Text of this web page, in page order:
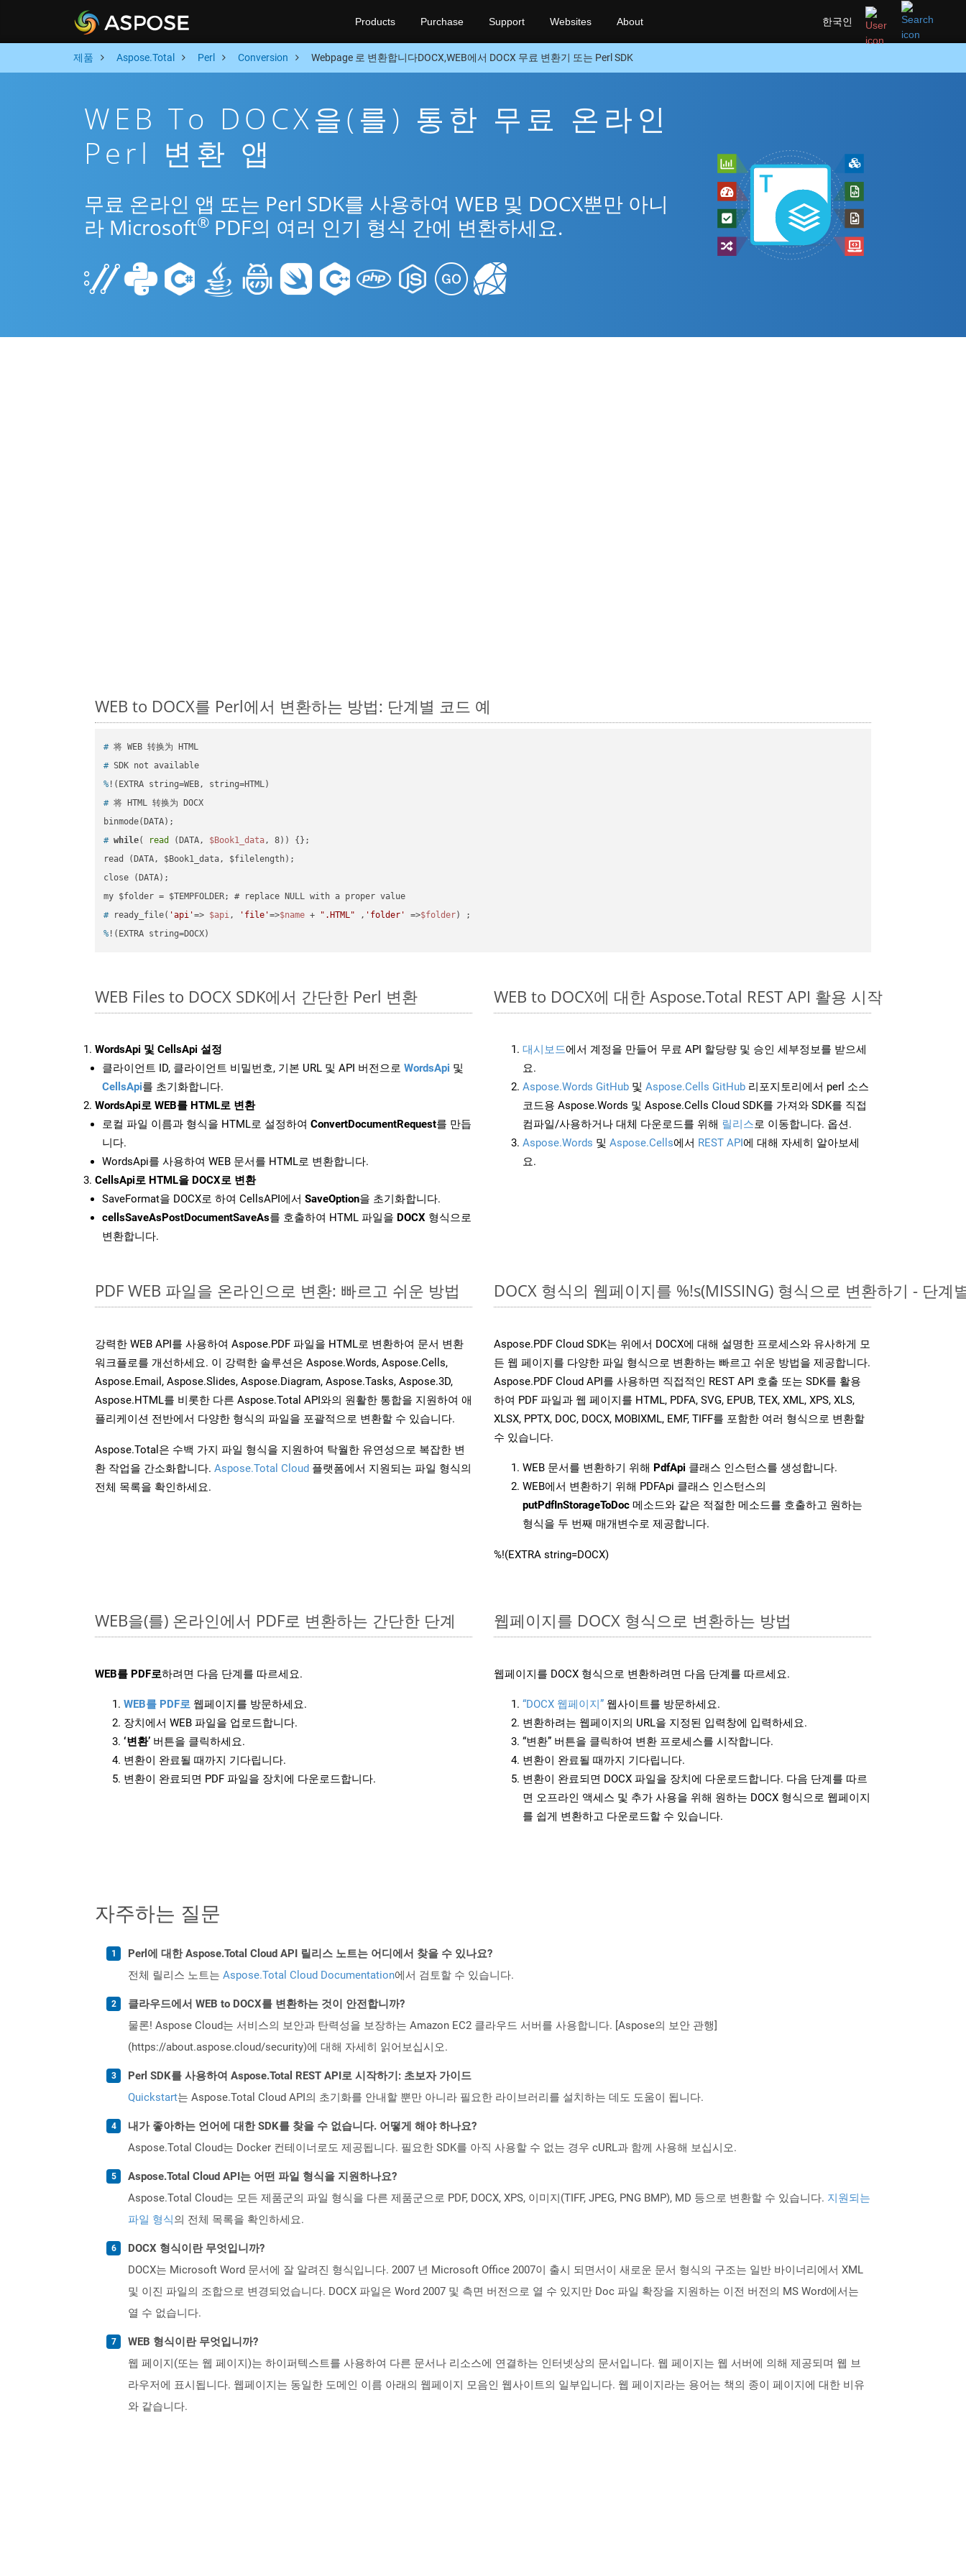
한국인
Products Purchase Support Websites About
제품 Aspose.Total Perl Conversion Webpage 로 변환합니다DOCX,WEB에서 DOCX 무료 변환기 또는 Perl SDK
WEB To DOCX을(를) 통한 무료 온라인
Perl 변환 앱
무료 온라인 앱 또는 Perl SDK를 사용하여 WEB 및 DOCX뿐만 아니
라 Microsoft® PDF의 여러 인기 형식 간에 변환하세요.
WEB to DOCX를 Perl에서 변환하는 방법: 단계별 코드 예
# 将 WEB 转换为 HTML
# SDK not available
% !(EXTRA string=WEB, string=HTML)
# 将 HTML 转换为 DOCX
# while( read (DATA, $Book1_data, 8)) {};
read (DATA, $Book1_data, $filelength);
close (DATA);
# ready_file( 'api'=> $api, 'file'=>$name + ".HTML" , 'folder' =>$folder) ;
% !(EXTRA string=DOCX)
WEB Files to DOCX SDK에서 간단한 Perl 변환
WordsApi 및 CellsApi 설정
클라이언트 ID, 클라이언트 비밀번호, 기본 URL 및 API 버전으로 WordsApi 및
CellsApi를 초기화합니다.
WordsApi로 WEB를 HTML로 변환
로컬 파일 이름과 형식을 HTML로 설정하여 ConvertDocumentRequest를 만듭
니다.
WordsApi를 사용하여 WEB 문서를 HTML로 변환합니다.
CellsApi로 HTML을 DOCX로 변환
SaveFormat을 DOCX로 하여 CellsAPI에서 SaveOption을 초기화합니다.
cellsSaveAsPostDocumentSaveAs를 호출하여 HTML 파일을 DOCX 형식으로
변환합니다.
WEB to DOCX에 대한 Aspose.Total REST API 활용 시작
대시보드에서 계정을 만들어 무료 API 할당량 및 승인 세부정보를 받으세
요.
Aspose.Words GitHub 및 Aspose.Cells GitHub 리포지토리에서 perl 소스
코드용 Aspose.Words 및 Aspose.Cells Cloud SDK를 가져와 SDK를 직접
컴파일/사용하거나 대체 다운로드를 위해 릴리스로 이동합니다. 옵션.
Aspose.Words 및 Aspose.Cells에서 REST API에 대해 자세히 알아보세
요.
PDF WEB 파일을 온라인으로 변환: 빠르고 쉬운 방법
강력한 WEB API를 사용하여 Aspose.PDF 파일을 HTML로 변환하여 문서 변환
워크플로를 개선하세요. 이 강력한 솔루션은 Aspose.Words, Aspose.Cells,
Aspose.Email, Aspose.Slides, Aspose.Diagram, Aspose.Tasks, Aspose.3D,
Aspose.HTML를 비롯한 다른 Aspose.Total API와의 원활한 통합을 지원하여 애
플리케이션 전반에서 다양한 형식의 파일을 포괄적으로 변환할 수 있습니다.
Aspose.Total은 수백 가지 파일 형식을 지원하여 탁월한 유연성으로 복잡한 변
환 작업을 간소화합니다. Aspose.Total Cloud 플랫폼에서 지원되는 파일 형식의
전체 목록을 확인하세요.
DOCX 형식의 웹페이지를 %!s(MISSING) 형식으로 변환하기 - 단계
Aspose.PDF Cloud SDK는 위에서 DOCX에 대해 설명한 프로세스와 유사하게 모
든 웹 페이지를 다양한 파일 형식으로 변환하는 빠르고 쉬운 방법을 제공합니다.
Aspose.PDF Cloud API를 사용하면 직접적인 REST API 호출 또는 SDK를 활용
하여 PDF 파일과 웹 페이지를 HTML, PDFA, SVG, EPUB, TEX, XML, XPS, XLS,
XLSX, PPTX, DOC, DOCX, MOBIXML, EMF, TIFF를 포함한 여러 형식으로 변환할
수 있습니다.
WEB 문서를 변환하기 위해 PdfApi 클래스 인스턴스를 생성합니다.
WEB에서 변환하기 위해 PDFApi 클래스 인스턴스의
putPdfInStorageToDoc 메소드와 같은 적절한 메소드를 호출하고 원하는
형식을 두 번째 매개변수로 제공합니다.
%!(EXTRA string=DOCX)
WEB을(를) 온라인에서 PDF로 변환하는 간단한 단계
WEB를 PDF로하려면 다음 단계를 따르세요.
WEB를 PDF로 웹페이지를 방문하세요.
장치에서 WEB 파일을 업로드합니다.
‘변환’ 버튼을 클릭하세요.
변환이 완료될 때까지 기다립니다.
변환이 완료되면 PDF 파일을 장치에 다운로드합니다.
웹페이지를 DOCX 형식으로 변환하는 방법
웹페이지를 DOCX 형식으로 변환하려면 다음 단계를 따르세요.
“DOCX 웹페이지” 웹사이트를 방문하세요.
변환하려는 웹페이지의 URL을 지정된 입력창에 입력하세요.
“변환” 버튼을 클릭하여 변환 프로세스를 시작합니다.
변환이 완료될 때까지 기다립니다.
변환이 완료되면 DOCX 파일을 장치에 다운로드합니다. 다음 단계를 따르
면 오프라인 액세스 및 추가 사용을 위해 원하는 DOCX 형식으로 웹페이지
를 쉽게 변환하고 다운로드할 수 있습니다.
자주하는 질문
Perl에 대한 Aspose.Total Cloud API 릴리스 노트는 어디에서 찾을 수 있나요?
전체 릴리스 노트는 Aspose.Total Cloud Documentation에서 검토할 수 있습니다.
클라우드에서 WEB to DOCX를 변환하는 것이 안전합니까?
물론! Aspose Cloud는 서비스의 보안과 탄력성을 보장하는 Amazon EC2 클라우드 서버를 사용합니다. [Aspose의 보안 관행]
(https://about.aspose.cloud/security)에 대해 자세히 읽어보십시오.
Perl SDK를 사용하여 Aspose.Total REST API로 시작하기: 초보자 가이드
Quickstart는 Aspose.Total Cloud API의 초기화를 안내할 뿐만 아니라 필요한 라이브러리를 설치하는 데도 도움이 됩니다.
내가 좋아하는 언어에 대한 SDK를 찾을 수 없습니다. 어떻게 해야 하나요?
Aspose.Total Cloud는 Docker 컨테이너로도 제공됩니다. 필요한 SDK를 아직 사용할 수 없는 경우 cURL과 함께 사용해 보십시오.
Aspose.Total Cloud API는 어떤 파일 형식을 지원하나요?
Aspose.Total Cloud는 모든 제품군의 파일 형식을 다른 제품군으로 PDF, DOCX, XPS, 이미지(TIFF, JPEG, PNG BMP), MD 등으로 변환할 수 있습니다. 지원되는
파일 형식의 전체 목록을 확인하세요.
DOCX 형식이란 무엇입니까?
DOCX는 Microsoft Word 문서에 잘 알려진 형식입니다. 2007 년 Microsoft Office 2007이 출시 되면서이 새로운 문서 형식의 구조는 일반 바이너리에서 XML
및 이진 파일의 조합으로 변경되었습니다. DOCX 파일은 Word 2007 및 측면 버전으로 열 수 있지만 Doc 파일 확장을 지원하는 이전 버전의 MS Word에서는
열 수 없습니다.
WEB 형식이란 무엇입니까?
웹 페이지(또는 웹 페이지)는 하이퍼텍스트를 사용하여 다른 문서나 리소스에 연결하는 인터넷상의 문서입니다. 웹 페이지는 웹 서버에 의해 제공되며 웹 브
라우저에 표시됩니다. 웹페이지는 동일한 도메인 이름 아래의 웹페이지 모음인 웹사이트의 일부입니다. 웹 페이지라는 용어는 책의 종이 페이지에 대한 비유
와 같습니다.